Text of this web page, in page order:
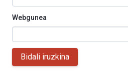
Webgunea
Bidali iruzkina